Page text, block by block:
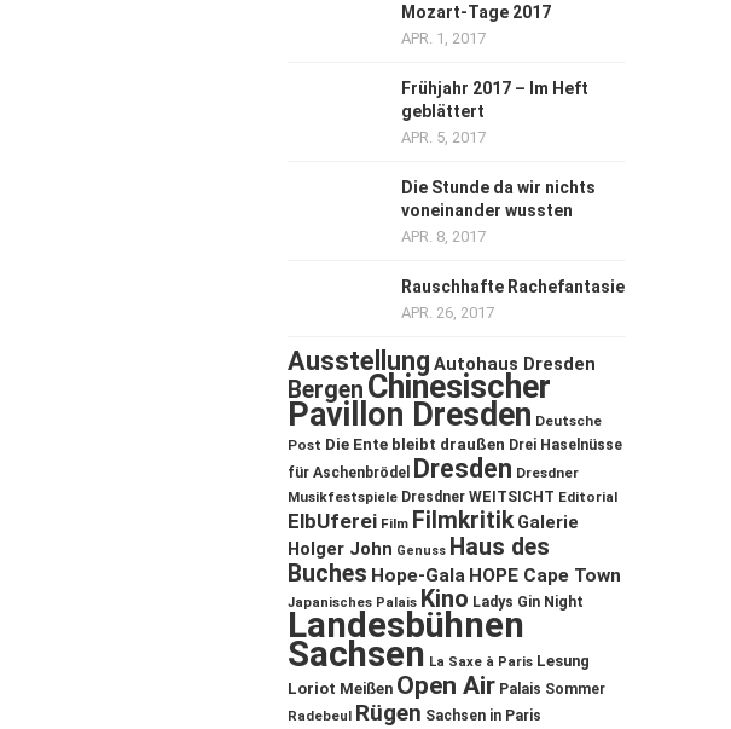
Mozart-Tage 2017
APR. 1, 2017
Frühjahr 2017 – Im Heft
geblättert
APR. 5, 2017
Die Stunde da wir nichts
voneinander wussten
APR. 8, 2017
Rauschhafte Rachefantasie
APR. 26, 2017
Ausstellung Autohaus Dresden
Bergen Chinesischer
Pavillon Dresden Deutsche
Post Die Ente bleibt draußen Drei Haselnüsse
für Aschenbrödel
Dresden Dresdner
Musikfestspiele Dresdner WEITSICHT Editorial
ElbUferei Film Filmkritik Galerie
Holger John Genuss Haus des
Buches Hope-Gala HOPE Cape Town
Japanisches Palais Kino Ladys Gin Night
Landesbühnen
Sachsen La Saxe à Paris Lesung
Loriot Meißen Open Air Palais Sommer
Radebeul Rügen Sachsen in Paris